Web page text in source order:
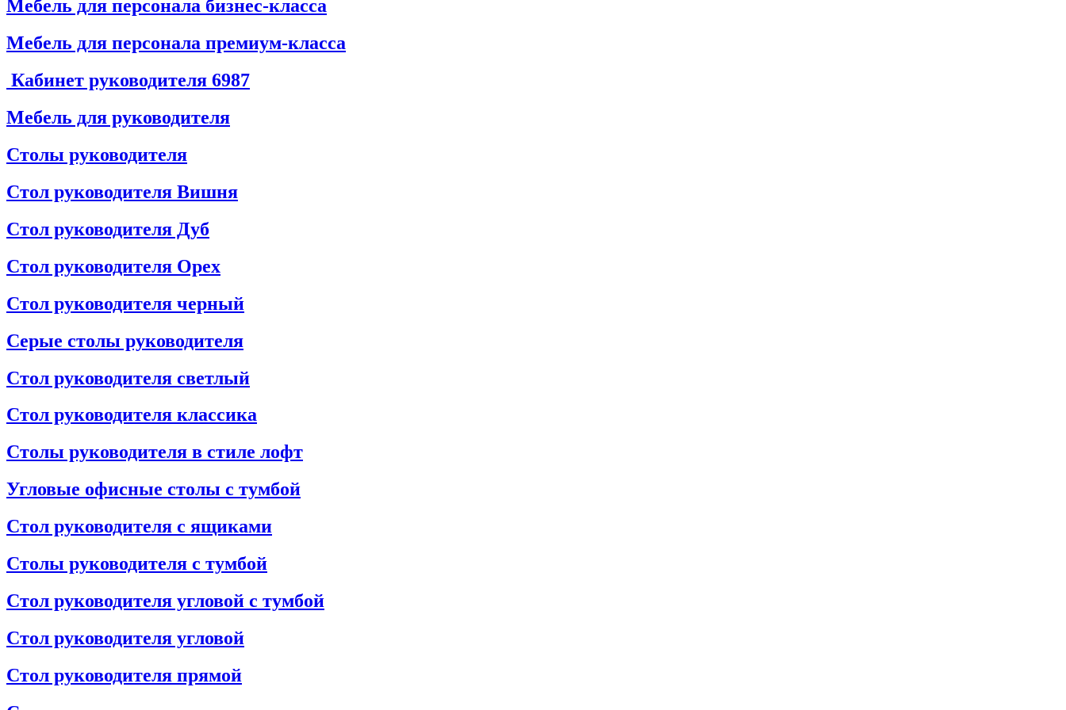
Мебель для персонала бизнес-класса
Мебель для персонала премиум-класса
Кабинет руководителя 6987
Мебель для руководителя
Столы руководителя
Стол руководителя Вишня
Стол руководителя Дуб
Стол руководителя Орех
Стол руководителя черный
Серые столы руководителя
Стол руководителя светлый
Стол руководителя классика
Столы руководителя в стиле лофт
Угловые офисные столы с тумбой
Стол руководителя с ящиками
Столы руководителя с тумбой
Стол руководителя угловой с тумбой
Стол руководителя угловой
Стол руководителя прямой